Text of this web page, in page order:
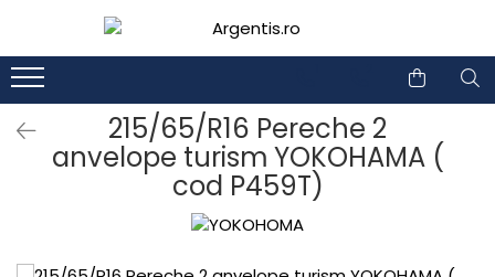
215/65/R16 Pereche 2
anvelope turism YOKOHAMA (
cod P459T)